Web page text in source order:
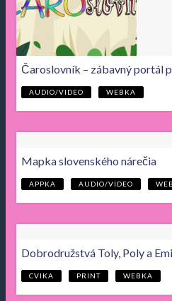
Čaroslovník – zábavný portál
AUDIO/VIDEO WEBKA
Mapka slovenského nárečia
APPKA AUDIO/VIDEO
Dobrodružstvá Toly, Poly a
CVIKA PRINT WEBKA